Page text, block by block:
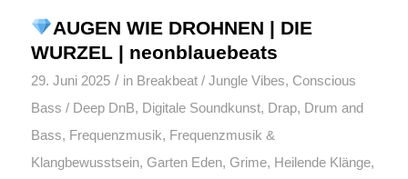
AUGEN WIE DROHNEN | DIE
WURZEL | neonblauebeats
29. Juni 2025 / in Breakbeat / Jungle Vibes, Conscious
Bass / Deep DnB, Digitale Soundkunst, Drap, Drum and
Bass, Frequenzmusik, Frequenzmusik &
Klangbewusstsein, Garten Eden, Grime, Heilende Klänge,